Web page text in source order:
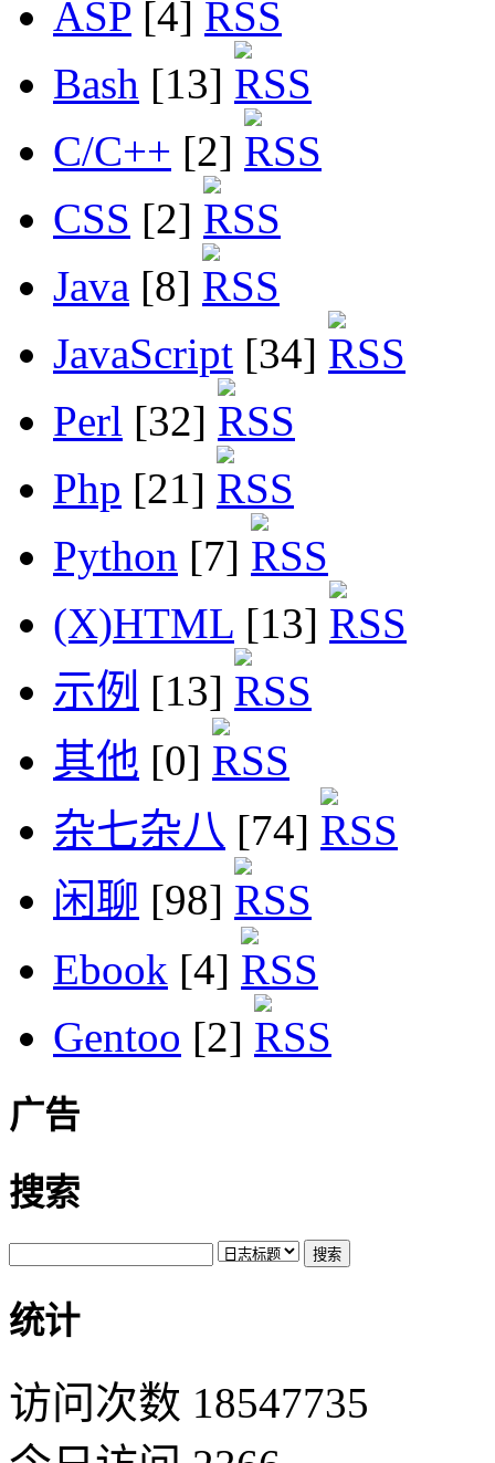
ASP [4]
Bash [13]
C/C++ [2]
CSS [2]
Java [8]
JavaScript [34]
Perl [32]
Php [21]
Python [7]
(X)HTML [13]
示例 [13]
其他 [0]
杂七杂八 [74]
闲聊 [98]
Ebook [4]
Gentoo [2]
广告
搜索
统计
访问次数 18547735